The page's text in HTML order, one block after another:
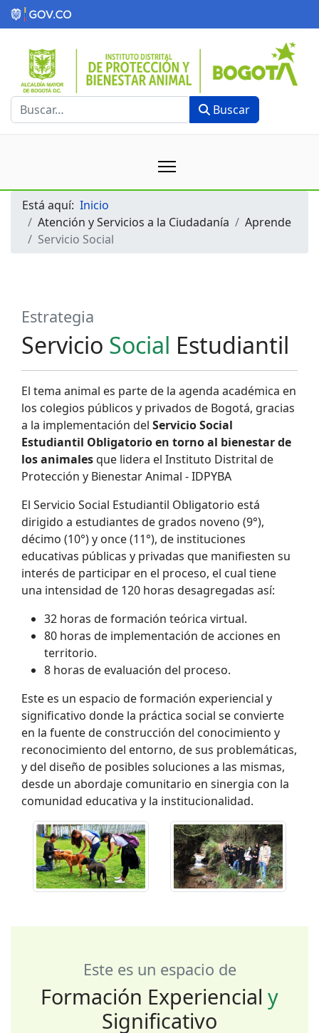
Buscar Buscar
Está aquí: Inicio
Atención y Servicios a la Ciudadanía
Aprende
Servicio Social
Estrategia
Servicio Social Estudiantil
El tema animal es parte de la agenda académica en
los colegios públicos y privados de Bogotá, gracias
a la implementación del Servicio Social
Estudiantil Obligatorio en torno al bienestar de
los animalesque lidera el Instituto Distrital de
Protección y Bienestar Animal - IDPYBA
El Servicio Social Estudiantil Obligatorio está
dirigido a estudiantes de grados noveno (9°),
décimo (10°) y once (11°), de instituciones
educativas públicas y privadas que manifiesten su
interés de participar en el proceso, el cual tiene
una intensidad de 120 horas desagregadas así:
32 horas de formación teórica virtual.
80 horas de implementación de acciones en
territorio.
8 horas de evaluación del proceso.
Este es un espacio de formación experiencial y
significativo donde la práctica social se convierte
en la fuente de construcción del conocimiento y
reconocimiento del entorno, de sus problemáticas,
y del diseño de posibles soluciones a las mismas,
desde un abordaje comunitario en sinergia con la
comunidad educativa y la institucionalidad.
Este es un espacio de
Formación Experiencial y
Significativo